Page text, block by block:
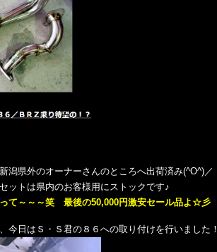
潟県外のオーナーさんのところへ出荷済み(^O^)／
ットは県内のお客様用にストックです♪
て～～～笑 最後の50,000円激安セール品よ☆彡
今日はＳ・Ｓ君の８６への取り付けを行いました！